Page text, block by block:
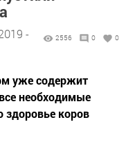
-
2556 0 0
уже содержит
необходимые
здоровье коров